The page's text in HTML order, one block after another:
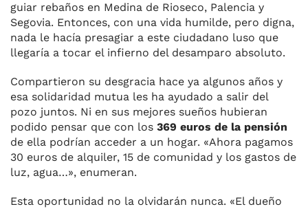
guiar rebaños en Medina de Rioseco, Palencia y
Segovia. Entonces, con una vida humilde, pero digna,
nada le hacía presagiar a este ciudadano luso que
llegaría a tocar el infierno del desamparo absoluto.
Compartieron su desgracia hace ya algunos años y
esa solidaridad mutua les ha ayudado a salir del
pozo juntos. Ni en sus mejores sueños hubieran
podido pensar que con los 369 euros de la pensión
de ella podrían acceder a un hogar. «Ahora pagamos
30 euros de alquiler, 15 de comunidad y los gastos de
luz, agua…», enumeran.
Esta oportunidad no la olvidarán nunca. «El dueño